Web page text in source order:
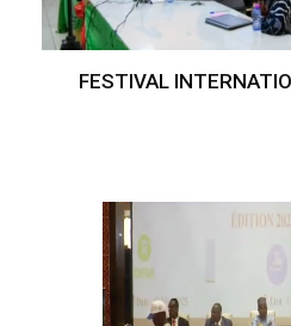
FESTIVAL